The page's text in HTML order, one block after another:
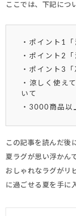
ここでは、下記につ
・ポイント1
・ポイント2
・ポイント3
・涼しく使え
いて
・3000商品以
この記事を読んだ後
夏ラグが思い浮かん
おしゃれなラグがリ
に過ごせる夏を手に